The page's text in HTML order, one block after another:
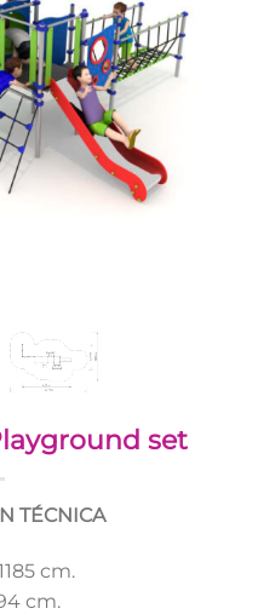
set
TÉCNICA
cm.
cm.